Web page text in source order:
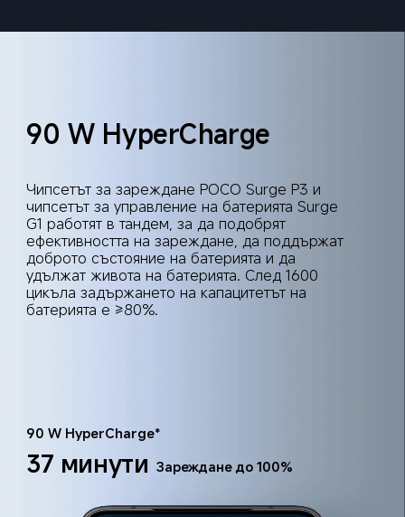
90 W HyperCharge
Чипсетът за зареждане POCO Surge P3 и
чипсетът за управление на батерията Surge
G1 работят в тандем, за да подобрят
ефективността на зареждане, да поддържат
доброто състояние на батерията и да
удължат живота на батерията. След 1600
цикъла задържането на капацитетът на
батерията е ≥80%.
90 W HyperCharge*
37 минути Зареждане до 100%